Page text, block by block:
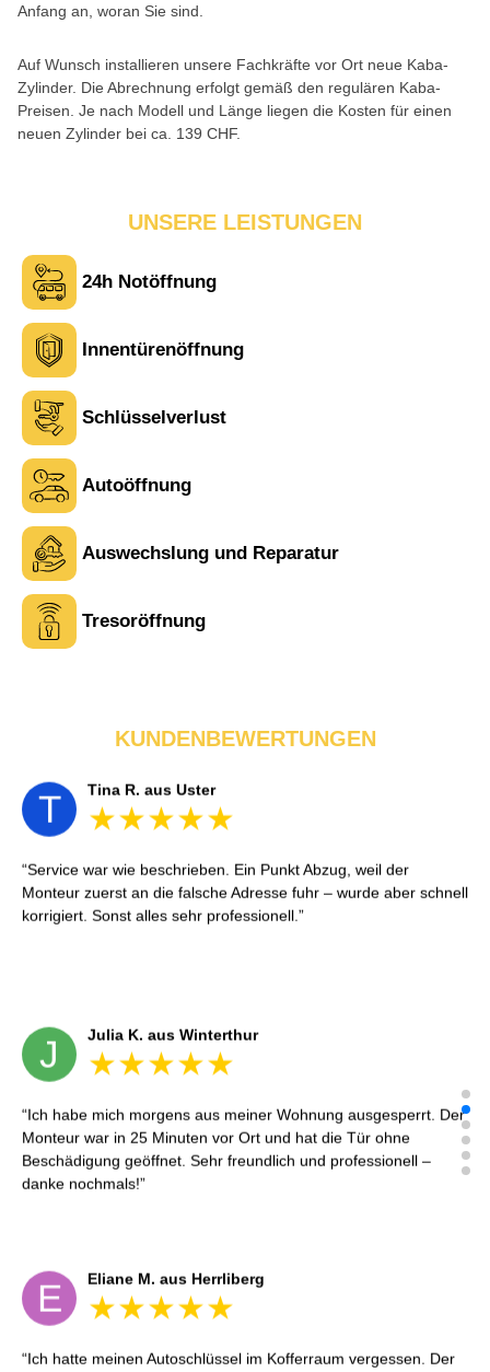
Anfang an, woran Sie sind.
Auf Wunsch installieren unsere Fachkräfte vor Ort neue Kaba-
Zylinder. Die Abrechnung erfolgt gemäß den regulären Kaba-
Preisen. Je nach Modell und Länge liegen die Kosten für einen
neuen Zylinder bei ca. 139 CHF.
UNSERE LEISTUNGEN
24h Notöffnung
Innentürenöffnung
Schlüsselverlust
Autoöffnung
Auswechslung und Reparatur
Tresoröffnung
KUNDENBEWERTUNGEN
L
Sehr freundlich am Telefon und vor Ort. Die Türöffnung ging
schnell, aber ich musste 5 Minuten auf den Rückruf warten.
Insgesamt aber ein guter und seriöser Service.
Service war wie beschrieben. Ein Punkt Abzug, weil der
Monteur zuerst an die falsche Adresse fuhr – wurde aber schnell
J Julia K. aus Winterthur
danke nochmals!
E Eliane M. aus Herrliberg